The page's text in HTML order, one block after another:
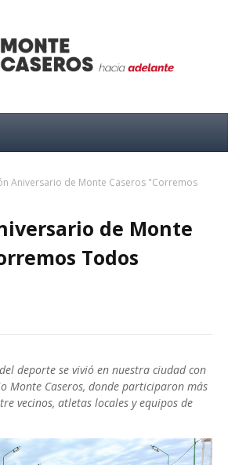
Aniversario de Monte Caseros "Corremos
de Monte
Todos
deporte se vivió en nuestra ciudad con
Monte Caseros, donde participaron más
vecinos, atletas locales y equipos de